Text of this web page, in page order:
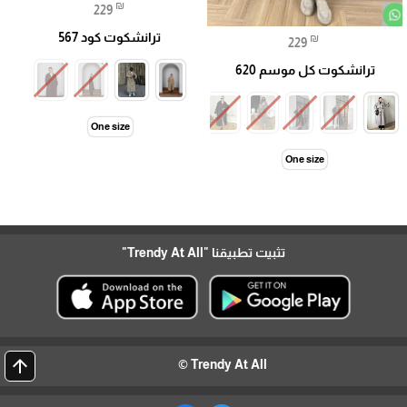
229 ₪
ترانشكوت كل موسم 620
One size
229 ₪
ترانشكوت كود 567
One size
تثبيت تطبيقنا "Trendy At All"
Trendy At All ©
arrow_upward